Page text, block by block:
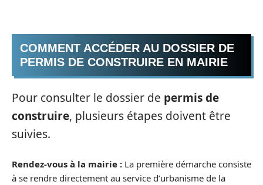
COMMENT ACCÉDER AU DOSSIER DE
PERMIS DE CONSTRUIRE EN MAIRIE
Pour consulter le dossier de permis de
construire, plusieurs étapes doivent être
suivies.
Rendez-vous à la mairie : La première démarche consiste
à se rendre directement au service d’urbanisme de la